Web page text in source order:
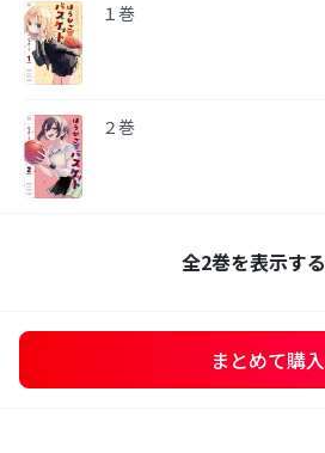
１巻
２巻
全2巻を表示する
まとめて購入